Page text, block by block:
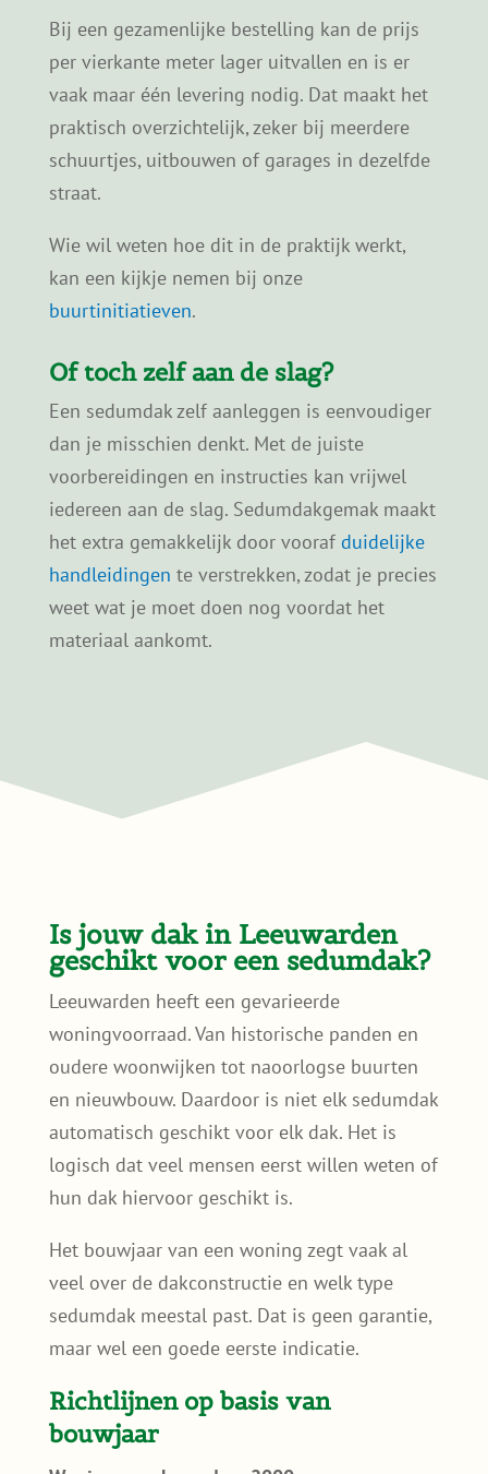
Een sedumdak zelf aanleggen is eenvoudiger
dan je misschien denkt. Met de juiste
voorbereidingen en instructies kan vrijwel
iedereen aan de slag. Sedumdakgemak maakt
het extra gemakkelijk door voorafduidelijke
handleidingen
weet wat je moet doen nog voordat het
materiaal aankomt.
Is jouw dak in Leeuwarden
geschikt voor een sedumdak?
Leeuwarden heeft een gevarieerde
automatisch geschikt voor elk dak. Het is
logisch dat veel mensen eerst willen weten of
hun dak hiervoor geschikt is.
sedumdak meestal past. Dat is geen garantie,
maar wel een goede eerste indicatie.
Richtlijnen op basis van
bouwjaar
Woningen gebouwd na 2000
Vaak geschikt voor een lichtgewicht
sedumdak of een standaard sedumdak.
Controle blijft verstandig.
Woningen gebouwd tussen 1970 en 2000
In veel gevallen geschikt voor een
lichtgewicht sedumdak. De exacte constructie
bepaalt uiteindelijk wat mogelijk is.
Woningen gebouwd vóór 1970
Hier is extra aandacht voor de draagkracht